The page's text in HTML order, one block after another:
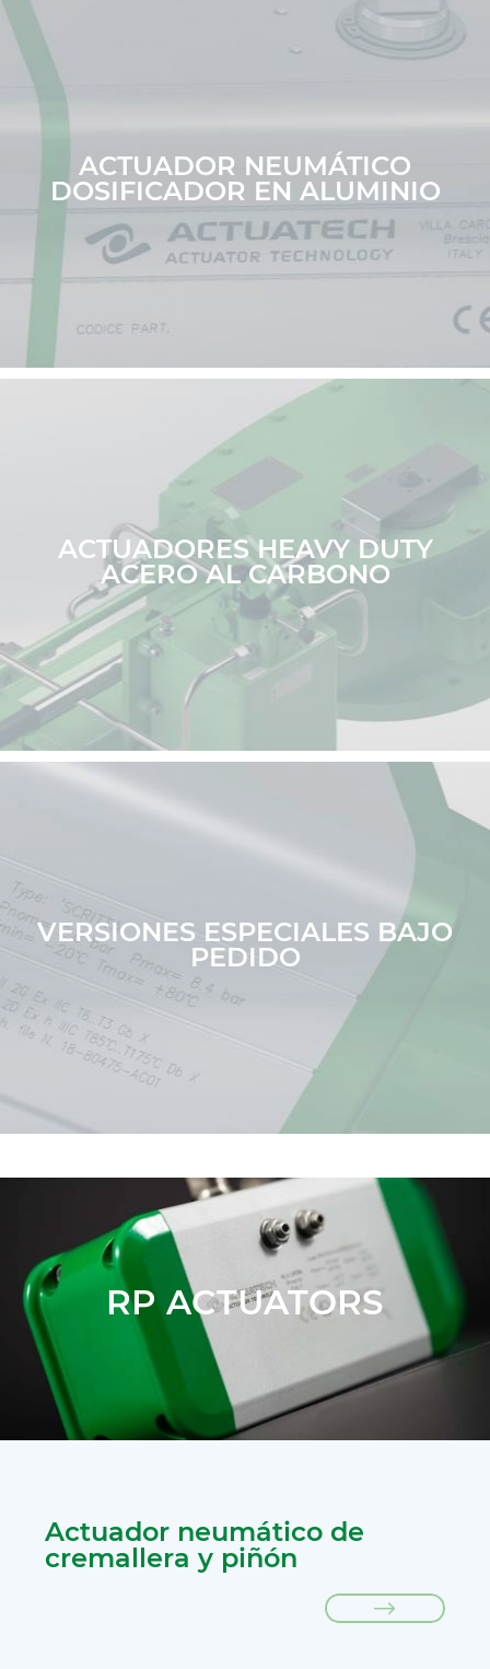
ACTUADOR NEUMÁTICO
DOSIFICADOR EN ALUMINIO
ACTUADORES HEAVY DUTY
ACERO AL CARBONO
VERSIONES ESPECIALES BAJO
PEDIDO
Actuador neumático de
cremallera y piñón
RP ACTUATORS